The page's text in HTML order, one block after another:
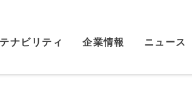
ナビリティ 企業情報 ニュース